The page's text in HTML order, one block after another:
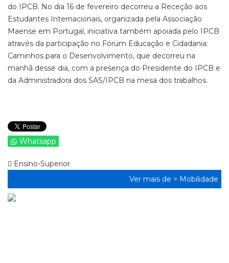
do IPCB. No dia 16 de fevereiro decorreu a Receção aos
Estudantes Internacionais, organizada pela Associação
Maense em Portugal, iniciativa também apoiada pelo IPCB
através da participação no Fórum Educação e Cidadania:
Caminhos para o Desenvolvimento, que decorreu na
manhã desse dia, com a presença do Presidente do IPCB e
da Administradora dos SAS/IPCB na mesa dos trabalhos.
Whatsapp
Ensino-Superior
Ver mais de > Mobilidade